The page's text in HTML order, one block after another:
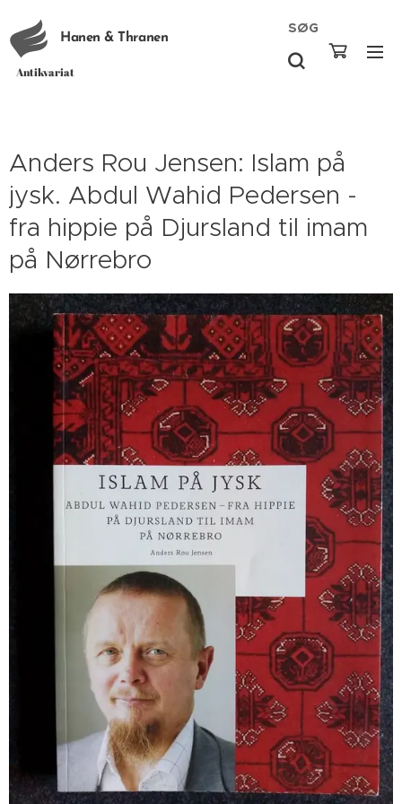
Hanen & Thranen
Antikvariat
SØG
Anders Rou Jensen: Islam på
jysk. Abdul Wahid Pedersen -
fra hippie på Djursland til imam
på Nørrebro